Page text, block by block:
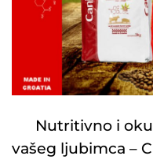
Nutritivno i
vašeg ljubimca –